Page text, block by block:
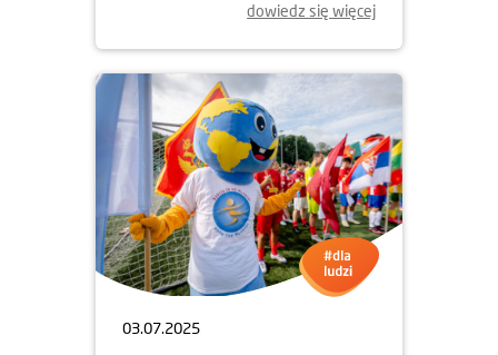
dowiedz się więcej
03.07.2025